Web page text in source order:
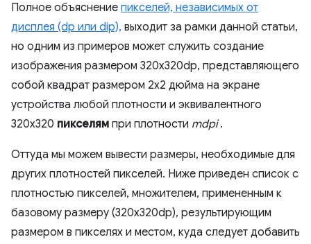
Полное объяснение пикселей, независимых от
дисплея (dp или dip), выходит за рамки данной статьи,
но одним из примеров может служить создание
изображения размером 320x320dp, представляющего
собой квадрат размером 2x2 дюйма на экране
устройства любой плотности и эквивалентного
320x320 пикселям при плотности mdpi.
Оттуда мы можем вывести размеры, необходимые для
других плотностей пикселей. Ниже приведен список с
плотностью пикселей, множителем, примененным к
базовому размеру (320x320dp), результирующим
размером в пикселях и местом, куда следует добавить